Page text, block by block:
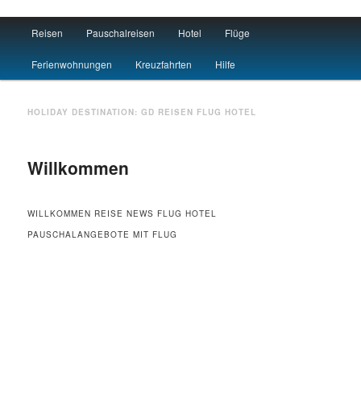
Travel : De
Skip to primary content
Skip to secondary content
Reisen Pauschalreisen Hotel Flüge
Ferienwohnungen Kreuzfahrten Hilfe
HOLIDAY DESTINATION:GD REISEN FLUG HOTEL
Willkommen
WILLKOMMEN REISE NEWS FLUG HOTEL
PAUSCHALANGEBOTE MIT FLUG